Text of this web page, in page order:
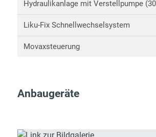
Hydraulikanlage mit Verstellpumpe
Liku-Fix Schnellwechselsystem
Movaxsteuerung
Anbaugeräte